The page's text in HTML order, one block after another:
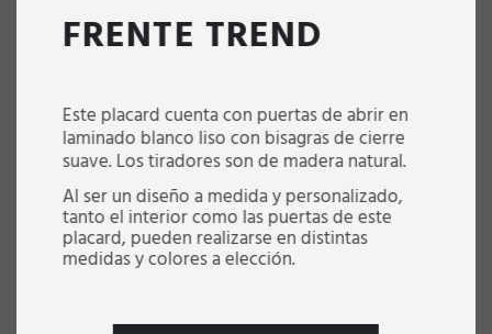
FRENTE TREND
Este placard cuenta con puertas de abrir en
laminado blanco liso con bisagras de cierre
suave. Los tiradores son de madera natural.
Al ser un diseño a medida y personalizado,
tanto el interior como las puertas de este
placard, pueden realizarse en distintas
medidas y colores a elección.